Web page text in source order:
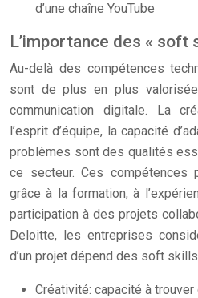
d’une chaîne YouTube
L’importance des « soft
Au-delà des compétences
sont de plus en plus
communication digitale. La
l’esprit d’équipe, la capacité
problèmes sont des qualités
ce secteur. Ces compétences
grâce à la formation, à
participation à des projets
Deloitte, les entreprises
d’un projet dépend des soft
Créativité: capacité à